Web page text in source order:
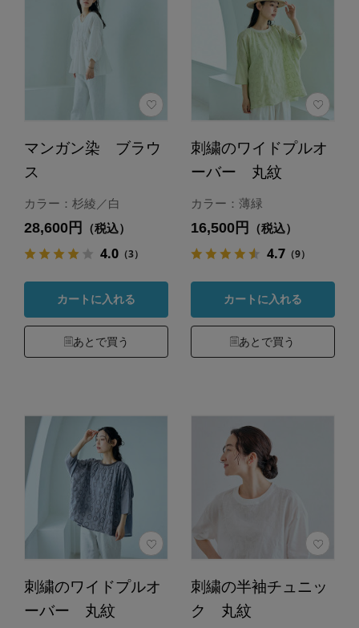
マンガン染 ブラウ
ス
カラー：杉綾／白
28,600円 （税込）
4.0（3）
カートに入れる
あとで買う
刺繍のワイドプルオ
ーバー 丸紋
カラー：薄緑
16,500円 （税込）
4.7（9）
カートに入れる
あとで買う
刺繍のワイドプルオ
ーバー 丸紋
刺繍の半袖チュニッ
ク 丸紋